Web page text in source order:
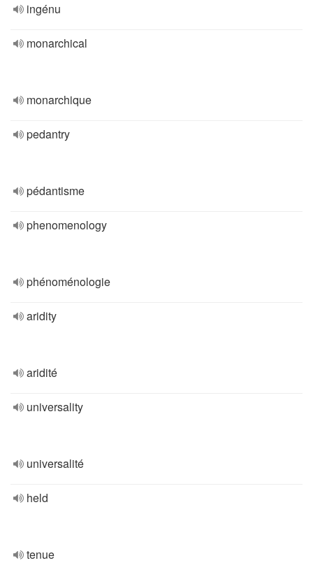
ingénu
monarchical
monarchique
pedantry
pédantisme
phenomenology
phénoménologie
aridity
aridité
universality
universalité
held
tenue